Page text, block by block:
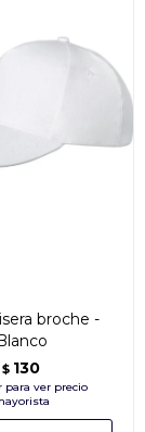
broche -
$ 130